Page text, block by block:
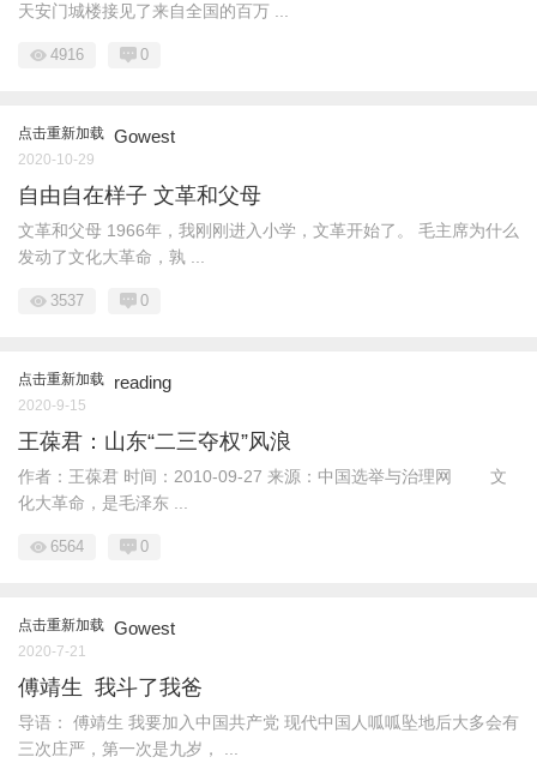
天安门城楼接见了来自全国的百万 ...
4916 0
点击重新加载 Gowest
2020-10-29
自由自在样子 文革和父母
文革和父母 1966年，我刚刚进入小学，文革开始了。 毛主席为什么
发动了文化大革命，孰 ...
3537 0
点击重新加载 reading
2020-9-15
王葆君：山东“二三夺权”风浪
作者：王葆君 时间：2010-09-27 来源：中国选举与治理网 文
化大革命，是毛泽东 ...
6564 0
点击重新加载 Gowest
2020-7-21
傅靖生 我斗了我爸
导语： 傅靖生 我要加入中国共产党 现代中国人呱呱坠地后大多会有
三次庄严，第一次是九岁， ...